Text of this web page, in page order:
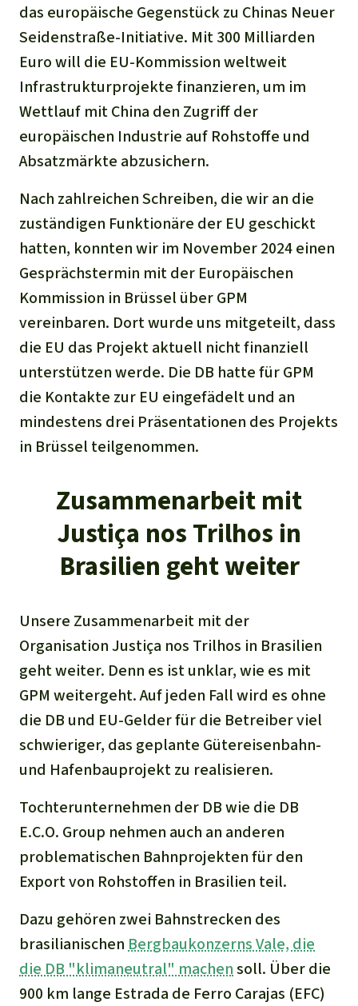
das europäische Gegenstück zu Chinas Neuer
Seidenstraße-Initiative. Mit 300 Milliarden
Euro will die EU-Kommission weltweit
Infrastrukturprojekte finanzieren, um im
Wettlauf mit China den Zugriff der
europäischen Industrie auf Rohstoffe und
Absatzmärkte abzusichern.
Nach zahlreichen Schreiben, die wir an die
zuständigen Funktionäre der EU geschickt
hatten, konnten wir im November 2024 einen
Gesprächstermin mit der Europäischen
Kommission in Brüssel über GPM
vereinbaren. Dort wurde uns mitgeteilt, dass
die EU das Projekt aktuell nicht finanziell
unterstützen werde. Die DB hatte für GPM
die Kontakte zur EU eingefädelt und an
mindestens drei Präsentationen des Projekts
in Brüssel teilgenommen.
Zusammenarbeit mit
Justiça nos Trilhos in
Brasilien geht weiter
Unsere Zusammenarbeit mit der
Organisation Justiça nos Trilhos in Brasilien
geht weiter. Denn es ist unklar, wie es mit
GPM weitergeht. Auf jeden Fall wird es ohne
die DB und EU-Gelder für die Betreiber viel
schwieriger, das geplante Gütereisenbahn-
und Hafenbauprojekt zu realisieren.
Tochterunternehmen der DB wie die DB
E.C.O. Group nehmen auch an anderen
problematischen Bahnprojekten für den
Export von Rohstoffen in Brasilien teil.
Dazu gehören zwei Bahnstrecken des
brasilianischen Bergbaukonzerns Vale, die
die DB "klimaneutral" machensoll. Über die
900 km lange Estrada de Ferro Carajas (EFC)